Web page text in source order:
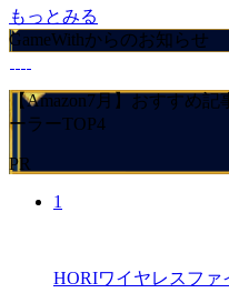
もっとみる
GameWithからのお知らせ
【Amazon7月】おすすめ
ーラーTOP4
PR
1
HORIワイヤレスファ